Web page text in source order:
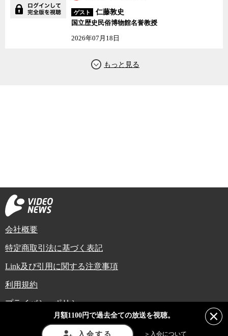
ゲスト
仁藤敦史
国立歴史民俗博物館名誉教授
2026年07月18日
会社概要
特定商取引法に基づく表記
Link及び引用に関する注意事項
利用規約
プライバシーポリシー
Copyright (C) Video News Network. All rights reserved.
ビデオニュースに記載している記事、写真及び動画などは日本の著作権法や国
月額1100円で過去全ての放送を視聴。
入会する ＞入会について